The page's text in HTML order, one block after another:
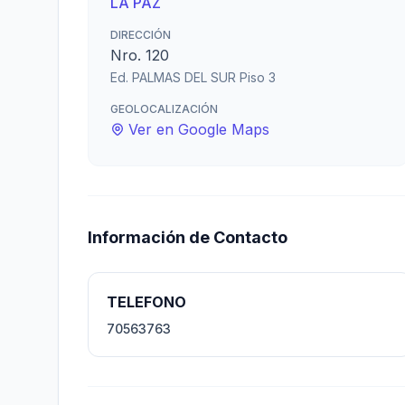
DIRECCIÓN
Nro. 120
Ed. PALMAS DEL SUR Piso 3
GEOLOCALIZACIÓN
Ver en Google Maps
Información de Contacto
TELEFONO
70563763